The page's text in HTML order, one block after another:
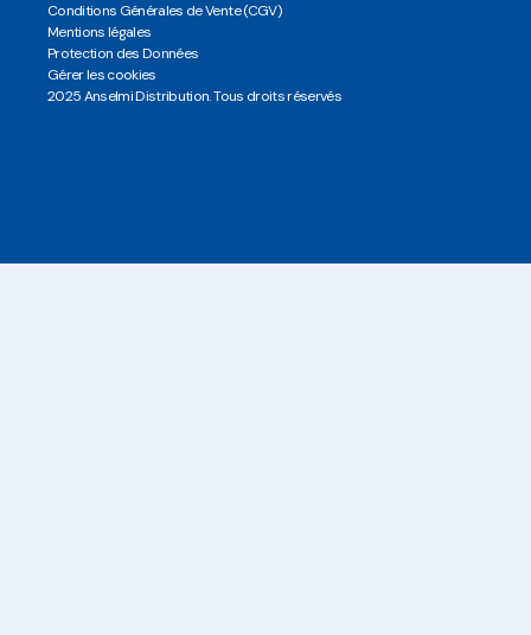
Conditions Générales de Vente (CGV)
Mentions légales
Protection des Données
Gérer les cookies
2025 Anselmi Distribution. Tous droits réservés